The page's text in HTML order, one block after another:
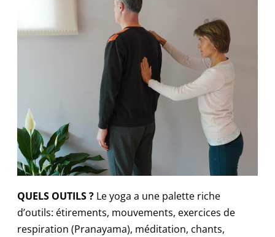
QUELS OUTILS ?Le yoga a une palette riche
d’outils: étirements, mouvements, exercices de
respiration (Pranayama), méditation, chants,